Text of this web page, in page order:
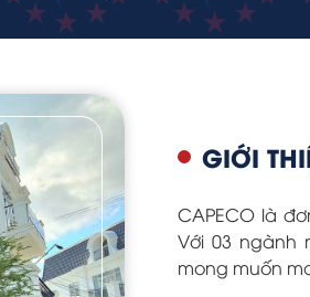
GIỚI
CAPECO là
Với 03 ngành
mong muốn